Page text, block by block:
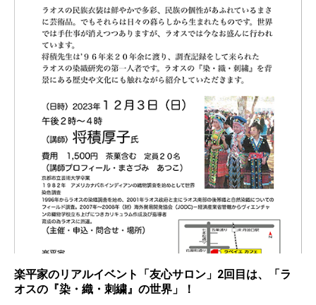
楽平家のリアルイベント「友心サロン」2回目は、「ラ
オスの『染・織・刺繍』の世界」！